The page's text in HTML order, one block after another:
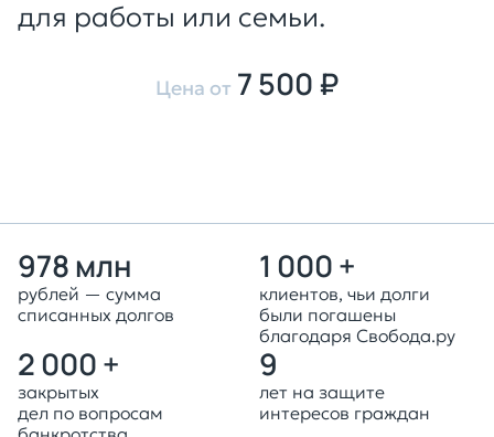
для работы или семьи.
Цена от 7 500 ₽
978 млн
рублей — сумма
списанных долгов
1 000 +
клиентов, чьи долги
были погашены
благодаря Свобода.ру
2 000 +
закрытых
дел по вопросам
9
лет на защите
интересов граждан